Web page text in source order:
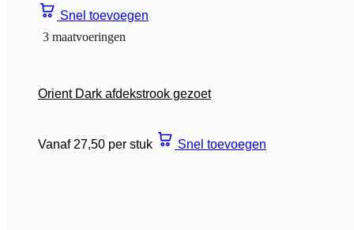
Snel toevoegen
3 maatvoeringen
Orient Dark afdekstrook gezoet
Vanaf 27,50 per stuk Snel toevoegen